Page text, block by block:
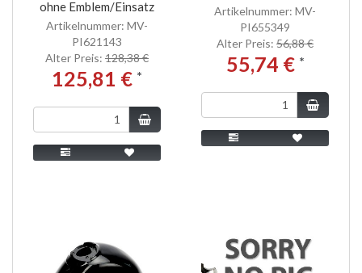
ohne Emblem/Einsatz
Artikelnummer: MV-
PI621143
Alter Preis: 128,38 €
125,81 € *
Artikelnummer: MV-
PI655349
Alter Preis: 56,88 €
55,74 € *